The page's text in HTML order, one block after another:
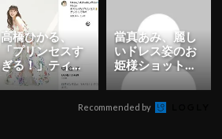
高橋ひかる、
「プリンセスす
ぎる！」ティア
ラを着けた美し
いドレス姿を公
當真あみ、麗し
いドレス姿のお
姫様ショット公
開！「美しすぎ
る」「お人形さ
んみたい！...
Recommended by